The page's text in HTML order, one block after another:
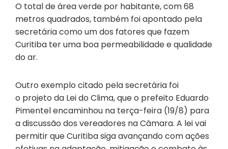
O total de área verde por habitante, com 68
metros quadrados, também foi apontado pela
secretária como um dos fatores que fazem
Curitiba ter uma boa permeabilidade e qualidade
do ar.
Outro exemplo citado pela secretária foi
o projeto da Lei do Clima, que o prefeito Eduardo
Pimentel encaminhou na terça-feira (19/8) para
a discussão dos vereadores na Câmara. A lei vai
permitir que Curitiba siga avançando com ações